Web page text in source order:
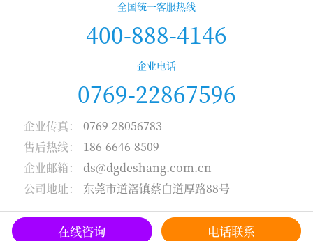
全国统一客服热线
400-888-4146
企业电话
0769-22867596
企业传真：
0769-28056783
售后热线：
186-6646-8509
企业邮箱：
ds@dgdeshang.com.cn
公司地址：
东莞市道滘镇蔡白道厚路88号
在线咨询 电话联系